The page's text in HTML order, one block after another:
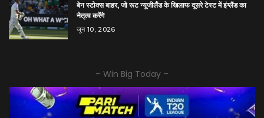
बेन स्टोक्स बाहर, जो रूट न्यूजीलैंड के खिलाफ दूसरे टेस्ट में इंग्लैंड का
नेतृत्व करेंगे
जून 10, 2026
– Win Big Today –